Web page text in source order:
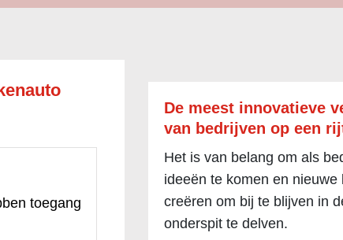
toegang
De meest innovatieve
van bedrijven op een
Het is van belang om als
ideeën te komen en
creëren om bij te blijven in
onderspit te delven.